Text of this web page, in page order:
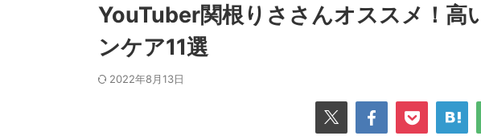
YouTuber関根りささんオススメ！高
ンケア11選
2022年8月13日